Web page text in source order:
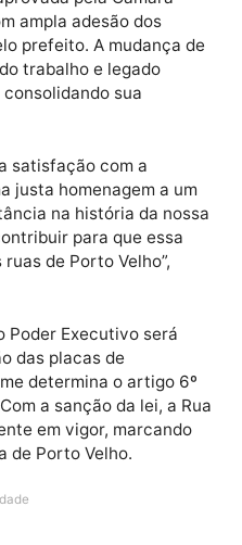
Roquete Pinto, no
Coronel Ferro.
ampla adesão dos
prefeito. A mudança
do trabalho e legado
consolidando sua
satisfação com a
justa homenagem a
na história da
contribuir para que essa
ruas de Porto Velho”,